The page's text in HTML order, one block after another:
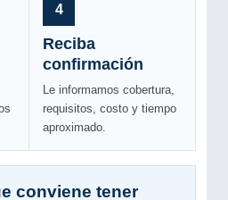
4
Reciba
confirmación
Le informamos cobertura,
requisitos, costo y tiempo
aproximado.
conviene tener